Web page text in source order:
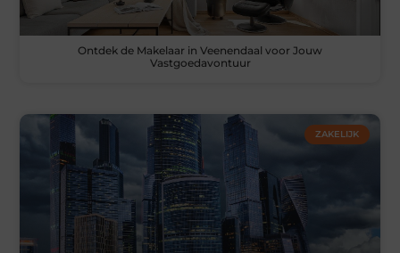
Ontdek de Makelaar in Veenendaal voor Jouw
Vastgoedavontuur
ZAKELIJK